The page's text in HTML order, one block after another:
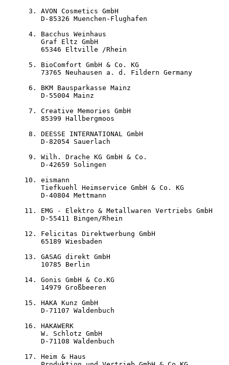
3. AVON Cosmetics GmbH
    D-85326 Muenchen-Flughafen
4. Bacchus Weinhaus
    Graf Eltz GmbH
    65346 Eltville /Rhein
5. BioComfort GmbH & Co. KG
    73765 Neuhausen a. d. Fildern Germany
6. BKM Bausparkasse Mainz
    D-55004 Mainz
7. Creative Memories GmbH
    85399 Hallbergmoos
8. DEESSE INTERNATIONAL GmbH
    D-82054 Sauerlach
9. Wilh. Drache KG GmbH & Co.
    D-42659 Solingen
10. eismann
    Tiefkuehl Heimservice GmbH & Co. KG
    D-40804 Mettmann
11. EMG - Elektro & Metallwaren Vertriebs GmbH
    D-55411 Bingen/Rhein
12. Felicitas Direktwerbung GmbH
    65189 Wiesbaden
13. GASAG direkt GmbH
    10785 Berlin
14. Gonis GmbH & Co.KG
    14979 Großbeeren
15. HAKA Kunz GmbH
    D-71107 Waldenbuch
16. HAKAWERK
    W. Schlotz GmbH
    D-71108 Waldenbuch
17. Heim & Haus